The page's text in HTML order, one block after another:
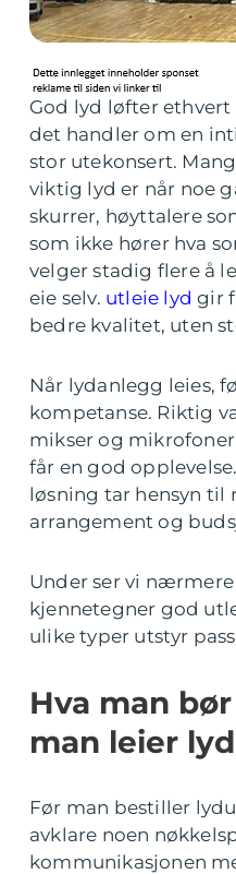
God lyd løfter
det handler om en
stor utekonsert.
viktig lyd er når noe
skurrer, høyttalere
som ikke hører hva
velger stadig flere å
eie selv. utleie lyd gir
bedre kvalitet, uten
Når lydanlegg leies,
kompetanse. Riktig
mikser og
får en god
løsning tar hensyn
arrangement og
Under ser vi nærmere
kjennetegner god
ulike typer utstyr
Hva man
man leier
Før man bestiller
avklare noen
kommunikasjonen